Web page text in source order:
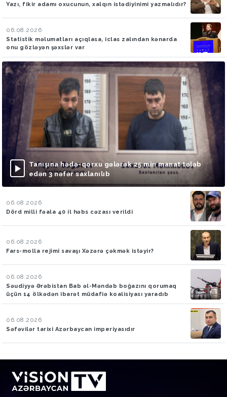
Yazı, fikir adamı oxucunun, xalqın istədiyinimi yazmalıdır?
06.08.2026
Statistik məlumatları açıqlasa, iclas zalından kənarda
onu gözləyən şəxslər var
Tanışına hədə-qorxu gələrək 25 min manat tələb
edən 3 nəfər saxlanılıb
06.08.2026
Dörd milli fəala 40 il həbs cəzası verildi
06.08.2026
Fars-molla rejimi savaşı Xəzərə çəkmək istəyir?
06.08.2026
Səudiyyə Ərəbistan Bab əl-Məndəb boğazını qorumaq
üçün 14 ölkədən ibarət müdafiə koalisiyası yaradıb
06.08.2026
Səfəvilər tarixi Azərbaycan imperiyasıdır